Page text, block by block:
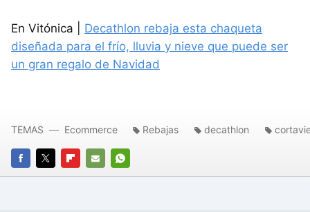
En Vitónica | Decathlon rebaja esta chaqueta
diseñada para el frío, lluvia y nieve que puede ser
un gran regalo de Navidad
FACEBOOK
TWITTERFLIPBOARD
E-
WHATSAPP
TEMAS Ecommerce Rebajas decathlon